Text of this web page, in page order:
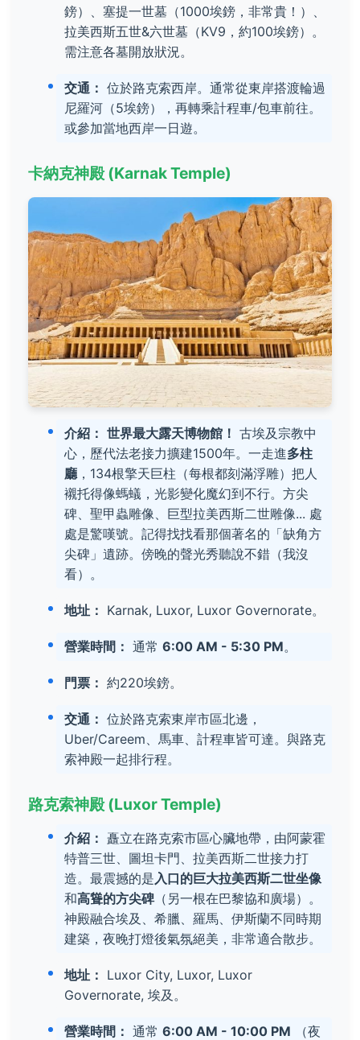
鎊）、塞提一世墓（1000埃鎊，非常貴！）、
拉美西斯五世&六世墓（KV9，約100埃鎊）。
需注意各墓開放狀況。
交通： 位於路克索西岸。通常從東岸搭渡輪過
尼羅河（5埃鎊），再轉乘計程車/包車前往。
或參加當地西岸一日遊。
卡納克神殿 (Karnak Temple)
介紹： 世界最大露天博物館！ 古埃及宗教中
心，歷代法老接力擴建1500年。一走進多柱
廳 ，134根擎天巨柱（每根都刻滿浮雕）把人
襯托得像螞蟻，光影變化魔幻到不行。方尖
碑、聖甲蟲雕像、巨型拉美西斯二世雕像... 處
處是驚嘆號。記得找找看那個著名的「缺角方
尖碑」遺跡。傍晚的聲光秀聽說不錯（我沒
看）。
地址： Karnak, Luxor, Luxor Governorate。
營業時間： 通常 6:00 AM - 5:30 PM。
門票： 約220埃鎊。
交通： 位於路克索東岸市區北邊，
Uber/Careem、馬車、計程車皆可達。與路克
索神殿一起排行程。
路克索神殿 (Luxor Temple)
介紹： 矗立在路克索市區心臟地帶，由阿蒙霍
特普三世、圖坦卡門、拉美西斯二世接力打
造。最震撼的是入口的巨大拉美西斯二世坐像
和高聳的方尖碑（另一根在巴黎協和廣場）。
神殿融合埃及、希臘、羅馬、伊斯蘭不同時期
建築，夜晚打燈後氣氛絕美，非常適合散步。
地址： Luxor City, Luxor, Luxor
Governorate, 埃及。
營業時間： 通常 6:00 AM - 10:00 PM （夜